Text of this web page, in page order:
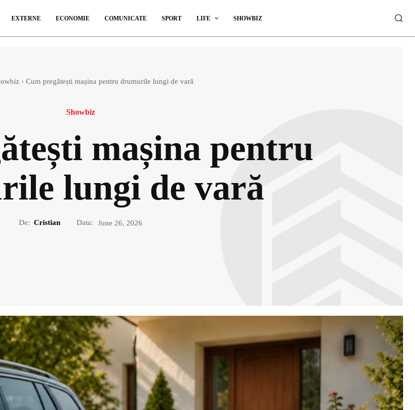
EXTERNE ECONOMIE COMUNICATE SPORT LIFE SHOWBIZ
Cum pregătești mașina pentru drumurile lungi de vară
Showbiz
mașina pentru
lungi de vară
De: Cristian Data: June 26, 2026